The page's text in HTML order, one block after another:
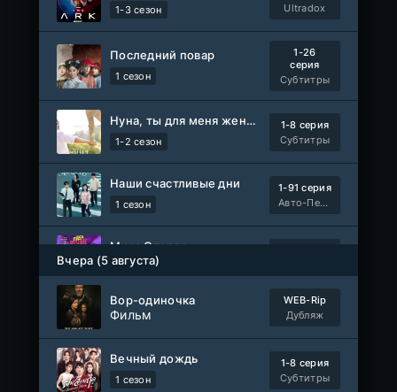
1-3 сезон
Ultradox
Последний повар
1 сезон
1-26
серия
Субтитры
Нуна, ты для меня женщина 2
1-2 сезон
1-8 серия
Субтитры
Наши счастливые дни
1 сезон
1-91 серия
Авто-Перевод
Мисс Стерва
1 сезон
Жизнь в чужих мечтах
WEB-DL
AlphaProject
1-40
серия
Вчера (5 августа)
Вор-одиночка
Фильм
WEB-Rip
Дубляж
Вечный дождь
1 сезон
1-8 серия
Субтитры